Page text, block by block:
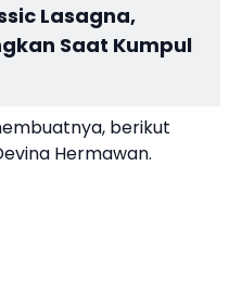
Lasagna,
Saat Kumpul
berikut
Hermawan.